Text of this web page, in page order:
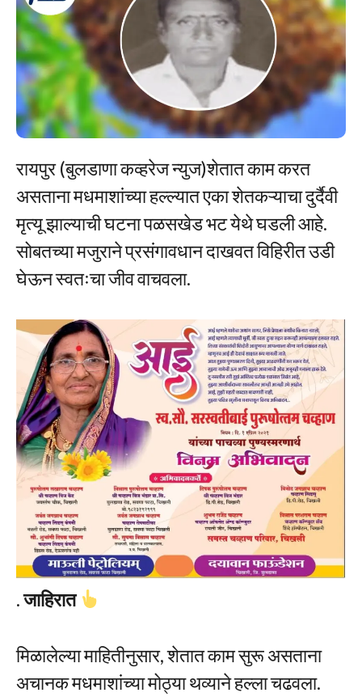
रायपुर (बुलडाणा कव्हरेज न्युज)शेतात काम करत
असताना मधमाशांच्या हल्ल्यात एका शेतकऱ्याचा दुर्दैवी
मृत्यू झाल्याची घटना पळसखेड भट येथे घडली आहे.
सोबतच्या मजुराने प्रसंगावधान दाखवत विहिरीत उडी
घेऊन स्वतःचा जीव वाचवला.
.जाहिरात
मिळालेल्या माहितीनुसार, शेतात काम सुरू असताना
अचानक मधमाशांच्या मोठ्या थव्याने हल्ला चढवला.